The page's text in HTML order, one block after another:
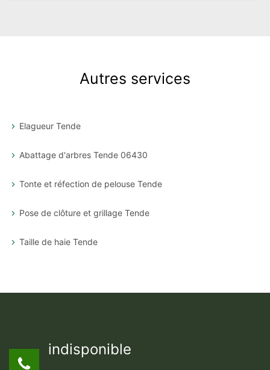
Autres services
Elagueur Tende
Abattage d'arbres Tende 06430
Tonte et réfection de pelouse Tende
Pose de clôture et grillage Tende
Taille de haie Tende
indisponible